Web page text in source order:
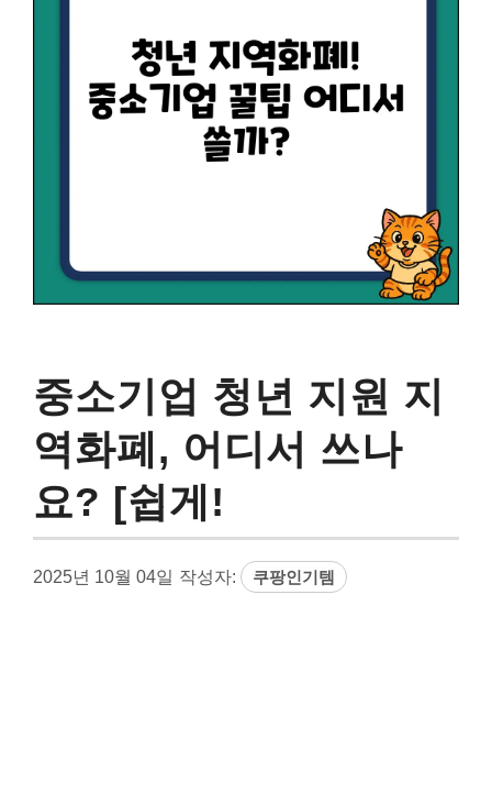
중소기업 청년 지원 지
역화폐, 어디서 쓰나
요? [쉽게!
2025년 10월 04일 작성자: 쿠팡인기템